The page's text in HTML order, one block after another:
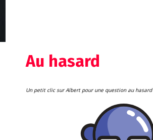
Au hasard
Un petit clic sur Albert pour une question au hasard